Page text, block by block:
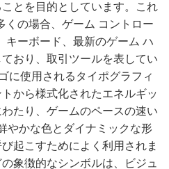
とを目的としています。これ
くの場合、ゲーム コントロー
キーボード、最新のゲーム ハ
おり、取引ツールを表してい
に使用されるタイポグラフィ
から様式化されたエネルギッ
たり、ゲームのペースの速い
やかな色とダイナミックな形
起こすためによく利用されま
象徴的なシンボルは、ビジュ